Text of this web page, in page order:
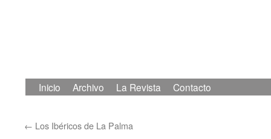
Saltar
Inicio Archivo La Revista Contacto
← Los Ibéricos de La Palma